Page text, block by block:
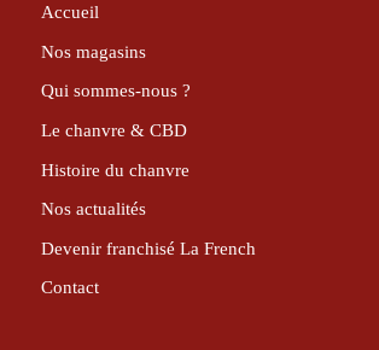
Accueil
Nos magasins
Qui sommes-nous ?
Le chanvre & CBD
Histoire du chanvre
Nos actualités
Devenir franchisé La French
Contact